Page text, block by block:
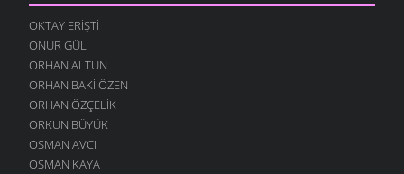
OKTAY ERIŞTI
ONUR GÜL
ORHAN ALTUN
ORHAN BAKI ÖZEN
ORHAN ÖZÇELIK
ORKUN BÜYÜK
OSMAN AVCI
OSMAN KAYA